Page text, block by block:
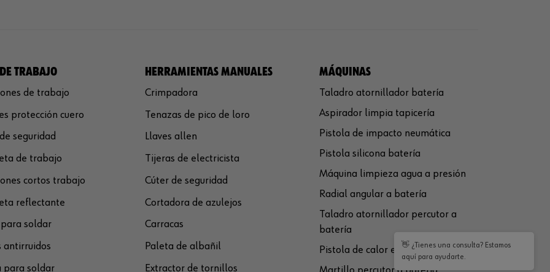
TRABAJO
de trabajo
protección cuero
seguridad
de trabajo
cortos trabajo
reflectante
soldar
antirruidos
para soldar
HERRAMIENTAS MANUALES
Crimpadora
Tenazas de pico de loro
Llaves allen
Tijeras de electricista
Cúter de seguridad
Cortadora de azulejos
Carracas
Paleta de albañil
Extractor de tornillos
MÁQUINAS
Taladro atornillador batería
Aspirador limpia tapicería
Pistola de impacto neumática
Pistola silicona batería
Máquina limpieza agua a presión
Radial angular a batería
Taladro atornillador percutor a
batería
Pistola de calor eléctrica👋 ¿Tienes una consulta? Estamos
aquí para ayudarte.